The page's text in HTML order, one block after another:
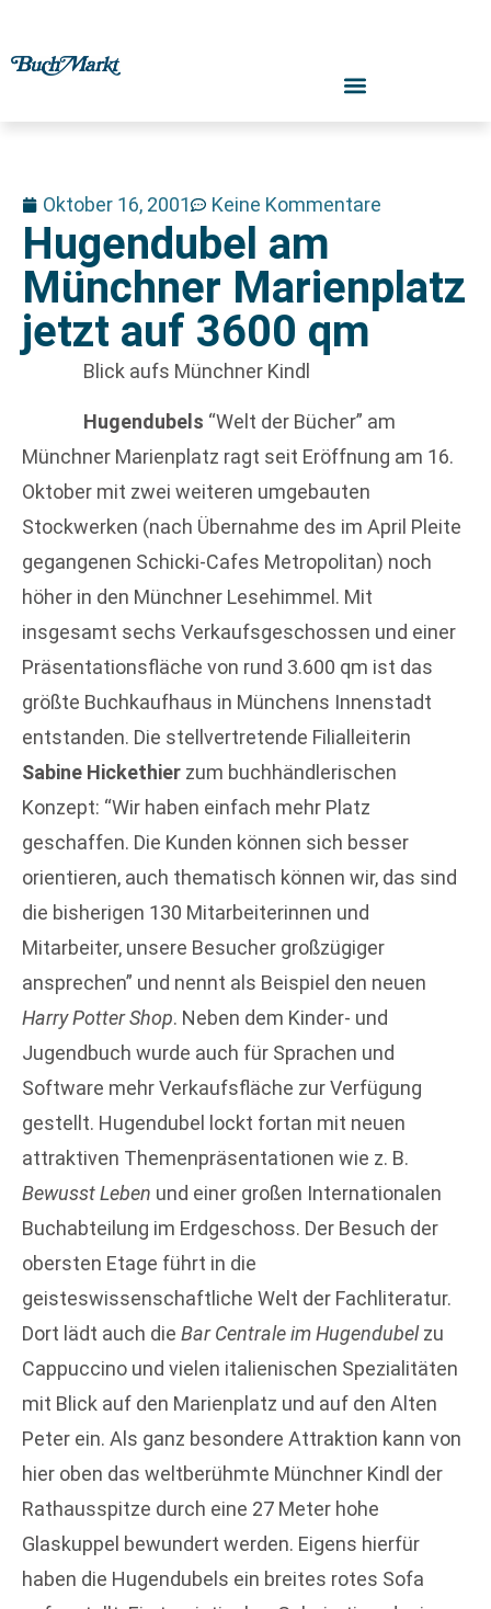
Oktober 16, 2001 Keine Kommentare
Hugendubel am
Münchner Marienplatz
jetzt auf 3600 qm
Blick aufs Münchner Kindl
Hugendubels “Welt der Bücher” am
Münchner Marienplatz ragt seit Eröffnung am 16.
Oktober mit zwei weiteren umgebauten
Stockwerken (nach Übernahme des im April Pleite
gegangenen Schicki-Cafes Metropolitan) noch
höher in den Münchner Lesehimmel. Mit
insgesamt sechs Verkaufsgeschossen und einer
Präsentationsfläche von rund 3.600 qm ist das
größte Buchkaufhaus in Münchens Innenstadt
entstanden. Die stellvertretende Filialleiterin
Sabine Hickethier zum buchhändlerischen
Konzept: “Wir haben einfach mehr Platz
geschaffen. Die Kunden können sich besser
orientieren, auch thematisch können wir, das sind
die bisherigen 130 Mitarbeiterinnen und
Mitarbeiter, unsere Besucher großzügiger
ansprechen” und nennt als Beispiel den neuen
Harry Potter Shop. Neben dem Kinder- und
Jugendbuch wurde auch für Sprachen und
Software mehr Verkaufsfläche zur Verfügung
gestellt. Hugendubel lockt fortan mit neuen
attraktiven Themenpräsentationen wie z. B.
Bewusst Leben und einer großen Internationalen
Buchabteilung im Erdgeschoss. Der Besuch der
obersten Etage führt in die
geisteswissenschaftliche Welt der Fachliteratur.
Dort lädt auch die Bar Centrale im Hugendubelzu
Cappuccino und vielen italienischen Spezialitäten
mit Blick auf den Marienplatz und auf den Alten
Peter ein. Als ganz besondere Attraktion kann von
hier oben das weltberühmte Münchner Kindl der
Rathausspitze durch eine 27 Meter hohe
Glaskuppel bewundert werden. Eigens hierfür
haben die Hugendubels ein breites rotes Sofa